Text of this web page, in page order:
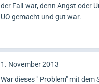
der Fall war, denn Angst oder
UO gemacht und gut war.
1. November 2013
War dieses " Problem" mit